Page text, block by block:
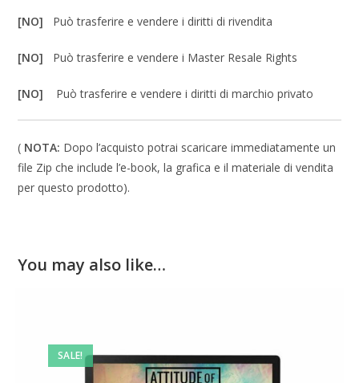
[NO] Può trasferire e vendere i diritti di rivendita
[NO] Può trasferire e vendere i Master Resale Rights
[NO] Può trasferire e vendere i diritti di marchio privato
( NOTA: Dopo l’acquisto potrai scaricare immediatamente un
file Zip che include l’e-book, la grafica e il materiale di vendita
per questo prodotto).
You may also like…
SALE!